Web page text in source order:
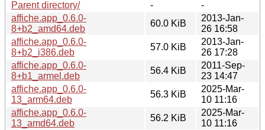
Parent directory/
-
-
affiche.app_0.6.0-
8+b2_amd64.deb
60.0 KiB
2013-Jan-
26 16:58
affiche.app_0.6.0-
8+b2_i386.deb
57.0 KiB
2013-Jan-
26 17:28
affiche.app_0.6.0-
8+b1_armel.deb
56.4 KiB
2011-Sep-
23 14:47
affiche.app_0.6.0-
13_arm64.deb
56.3 KiB
2025-Mar-
10 11:16
affiche.app_0.6.0-
13_amd64.deb
56.2 KiB
2025-Mar-
10 11:16